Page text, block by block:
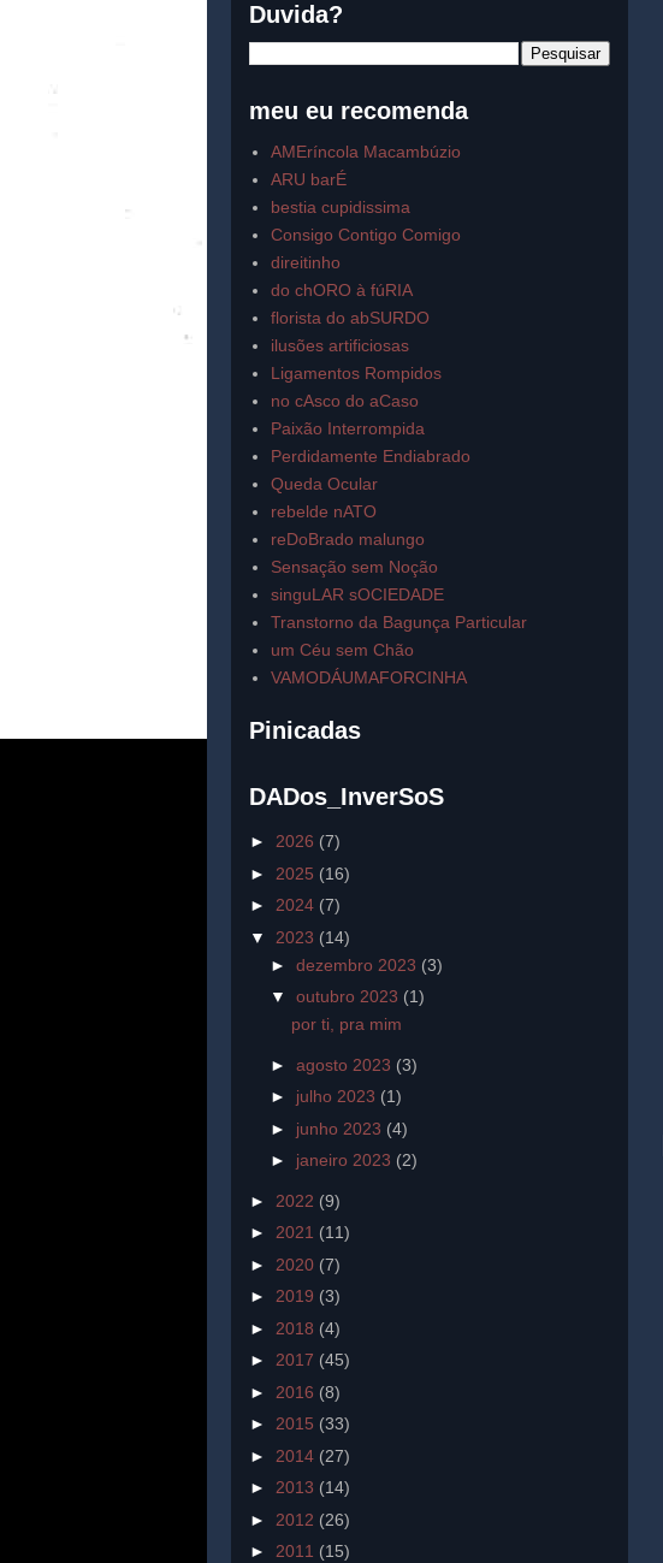
Duvida?
meu eu recomenda
AMEríncola Macambúzio
ARU barÉ
bestia cupidissima
Consigo Contigo Comigo
direitinho
do chORO à fúRIA
florista do abSURDO
ilusões artificiosas
Ligamentos Rompidos
no cAsco do aCaso
Paixão Interrompida
Perdidamente Endiabrado
Queda Ocular
rebelde nATO
reDoBrado malungo
Sensação sem Noção
singuLAR sOCIEDADE
Transtorno da Bagunça Particular
um Céu sem Chão
VAMODÁUMAFORCINHA
Pinicadas
DADos_InverSoS
► 2026 (7)
► 2025 (16)
► 2024 (7)
▼ 2023 (14)
► dezembro 2023 (3)
▼ outubro 2023 (1)
por ti, pra mim
► agosto 2023 (3)
► julho 2023 (1)
► junho 2023 (4)
► janeiro 2023 (2)
► 2022 (9)
► 2021 (11)
► 2020 (7)
► 2019 (3)
► 2018 (4)
► 2017 (45)
► 2016 (8)
► 2015 (33)
► 2014 (27)
► 2013 (14)
► 2012 (26)
► 2011 (15)